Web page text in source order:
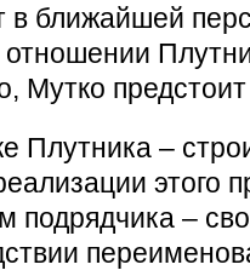
ближайшей
Мутко
Плутника –
этого
подрядчика –